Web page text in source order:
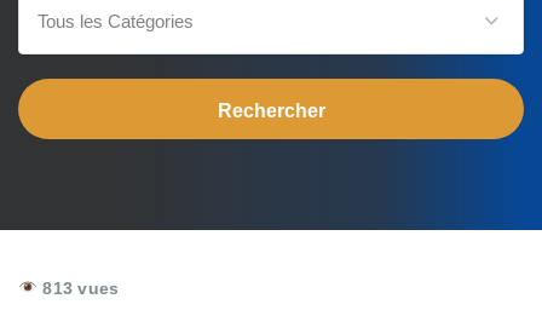
Tous les Catégories
813 vues